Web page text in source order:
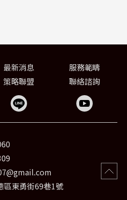
最新消息
服務範疇
策略聯盟 聯絡諮詢
區東勇街69巷1號